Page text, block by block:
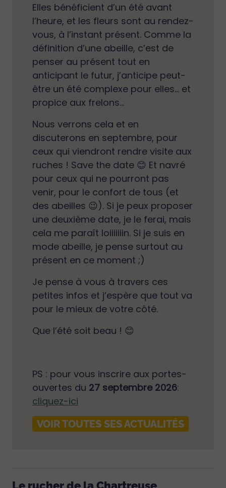
Elles bénéficient d’un été avant
l’heure, et les fleurs sont au rendez-
vous, à l’instant présent. Comme la
définition d’une abeille, c’est de
penser au présent tout en
anticipant le futur, j’anticipe peut-
être un été complexe pour elles… et
propice aux frelons…
Nous verrons cela et en
discuterons en septembre, pour
ceux qui viendront rendre visite aux
ruches ! Save the date 😊 Et navré
pour ceux qui ne pourront pas
venir, pour le confort de tous (et
des abeilles 😉). Si je peux proposer
une deuxième date, je le ferai, mais
cela me paraît loiiiiiiin. Si je suis en
mode abeille, je pense surtout au
présent en ce moment ;)
Je pense à vous à travers ces
petites infos et j’espère que tout va
pour le mieux de votre côté.
Que l’été soit beau ! 😊
PS : pour vous inscrire aux portes-
ouvertes du 27 septembre 2026:
cliquez-ici
VOIR TOUTES SES ACTUALITÉS